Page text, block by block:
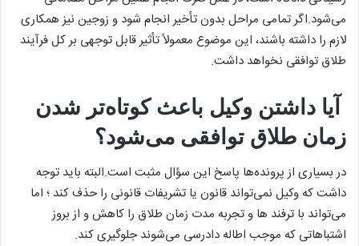
می‌شود.اگر تمامی مراحل بدون تأخیر انجام شود و زوجین نیز همکاری
لازم را داشته باشند، این موضوع معمولاً تأثیر قابل توجهی بر کل فرآیند
طلاق توافقی نخواهد داشت.
آیا داشتن وکیل باعث کوتاه‌تر شدن
زمان طلاق توافقی می‌شود؟
در بسیاری از پرونده‌ها پاسخ این سؤال مثبت است.البته باید توجه
داشت که وکیل نمی‌تواند قانون یا تشریفات قانونی را حذف کند ؛ اما
می‌تواند با ترفند ها و تجربه مدت زمان طلاق را کاهش و از بروز
اشتباهاتی که موجب اطاله دادرسی می‌شوند جلوگیری کند.